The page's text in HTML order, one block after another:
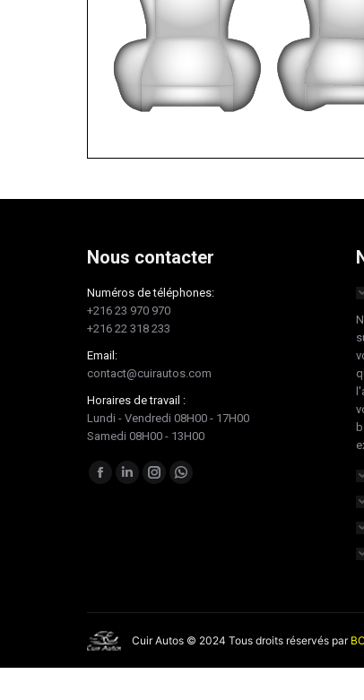
Nous contacter
Numéros de téléphones:
+216 23 970 970
+216 22 318 233
Email:
contact@cuirautos.com
Horaires de travail :
Lundi - Vendredi 08H00 - 17H00
Samedi 08H00 - 13H00
Trouvez nous sur :
Facebook
LinkedInInstagramWhatsapp
Cuir Autos © 2024 Tous droits réservés par